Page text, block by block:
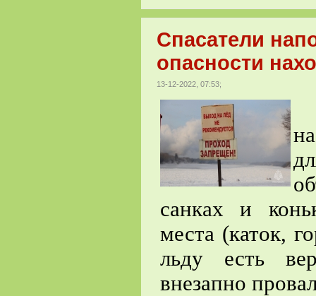
Спасатели
опасности
13-12-2022, 07:53;
санках и
места (каток,
льду есть
внезапно